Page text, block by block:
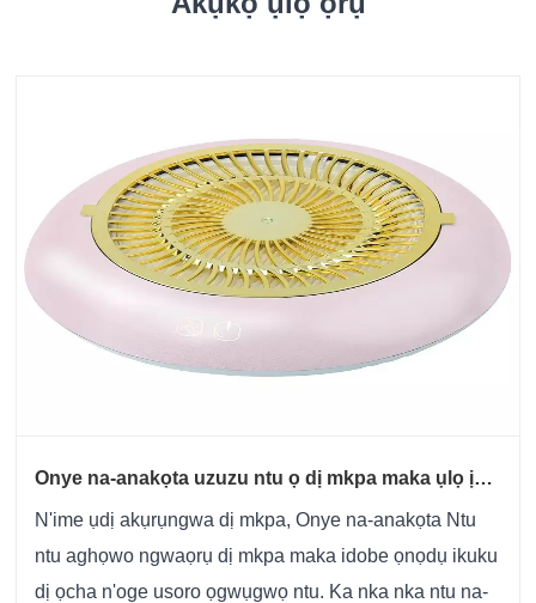
Onye na-anakọta uzuzu ntu ọ dị mkpa maka ụlọ ịwụ
N'ime ụdị akụrụngwa dị mkpa, Onye na-anakọta Ntu
ntu aghọwo ngwaọrụ dị mkpa maka idobe ọnọdụ ikuku
dị ọcha n'oge usoro ọgwụgwọ ntu. Ka nka nka ntu na-